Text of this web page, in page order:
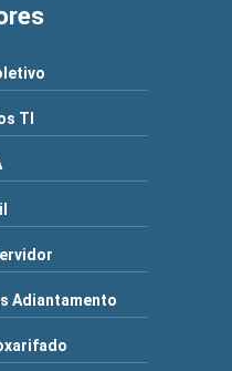
TI
Adiantamento